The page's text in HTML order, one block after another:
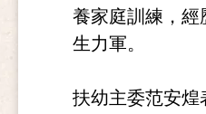
養家庭訓練，經
生力軍。
扶幼主委范安煌